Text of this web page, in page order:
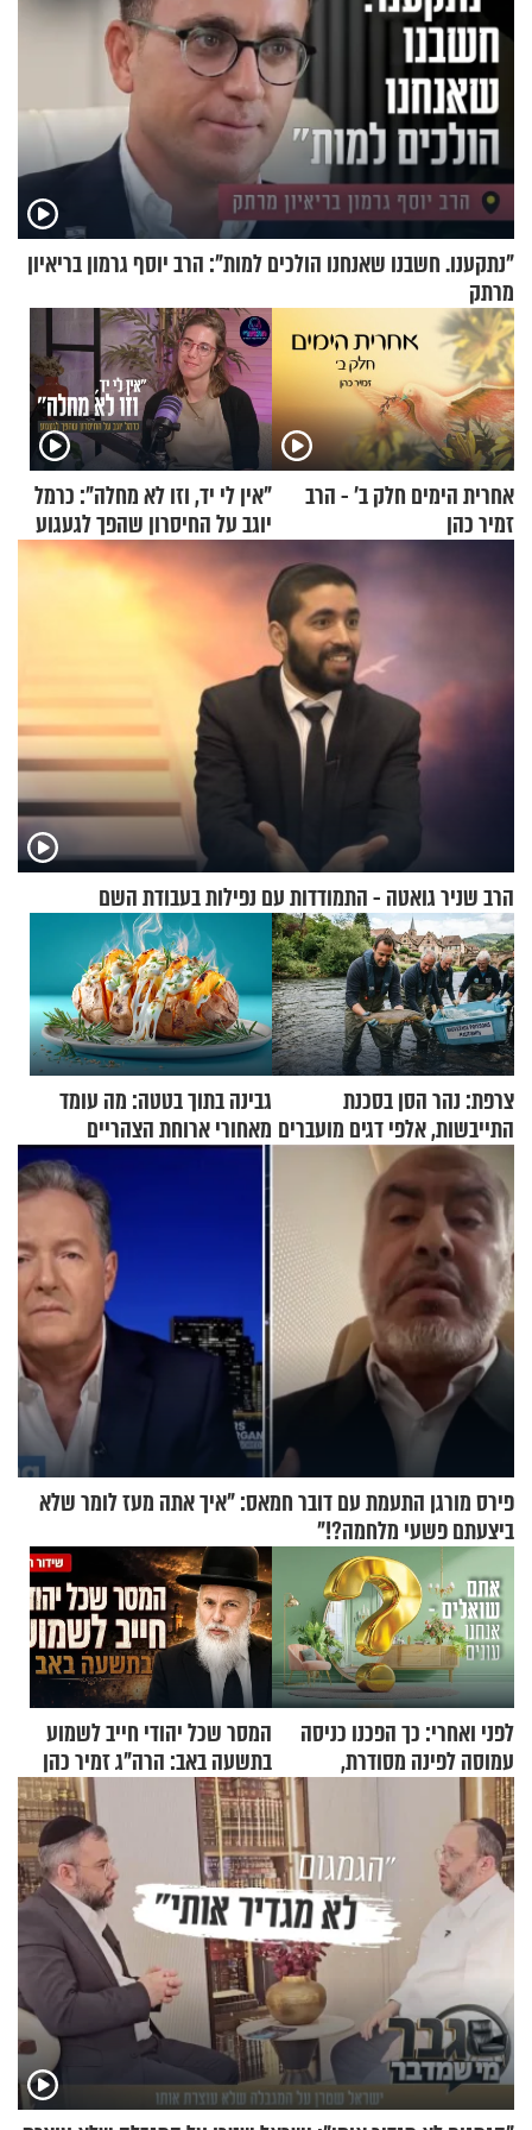
"נתקענו. חשבנו שאנחנו הולכים למות": הרב יוסף גרמון בריאיון
מרתק
אחרית הימים חלק ב’ - הרב
זמיר כהן
"אין לי יד, וזו לא מחלה": כרמל
יוגב על החיסרון שהפך לגעגוע
הרב שניר גואטה - התמודדות עם נפילות בעבודת השם
צרפת: נהר הסן בסכנת
התייבשות, אלפי דגים מועברים
במבצעי חילוץ
גבינה בתוך בטטה: מה עומד
מאחורי ארוחת הצהריים
שכבשה את הרשת?
פירס מורגן התעמת עם דובר חמאס: "איך אתה מעז לומר שלא
ביצעתם פשעי מלחמה?!"
לפני ואחרי: כך הפכנו כניסה
עמוסה לפינה מסודרת,
שימושית ומזמינה
המסר שכל יהודי חייב לשמוע
בתשעה באב: הרה"ג זמיר כהן
בשיעור מיוחד